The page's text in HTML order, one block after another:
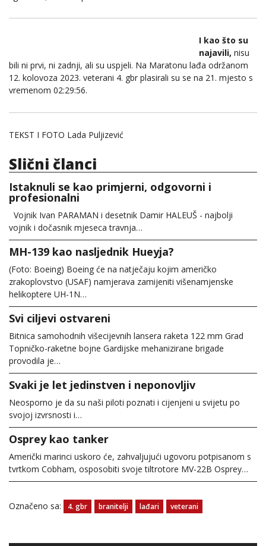
I kao što su
najavili, nisu
bili ni prvi, ni zadnji, ali su uspjeli. Na Maratonu lađa održanom
12. kolovoza 2023. veterani 4. gbr plasirali su se na 21. mjesto s
vremenom 02:29:56.
TEKST I FOTO Lada Puljizević
Slični članci
Istaknuli se kao primjerni, odgovorni i
profesionalni
Vojnik Ivan PARAMAN i desetnik Damir HALEUŠ - najbolji
vojnik i dočasnik mjeseca travnja…
MH-139 kao nasljednik Hueyja?
(Foto: Boeing) Boeing će na natječaju kojim američko
zrakoplovstvo (USAF) namjerava zamijeniti višenamjenske
helikoptere UH-1N…
Svi ciljevi ostvareni
Bitnica samohodnih višecijevnih lansera raketa 122 mm Grad
Topničko-raketne bojne Gardijske mehanizirane brigade
provodila je…
Svaki je let jedinstven i neponovljiv
Neosporno je da su naši piloti poznati i cijenjeni u svijetu po
svojoj izvrsnosti i…
Osprey kao tanker
Američki marinci uskoro će, zahvaljujući ugovoru potpisanom s
tvrtkom Cobham, osposobiti svoje tiltrotore MV-22B Osprey…
Označeno sa: 4. gbr branitelji lađari veterani